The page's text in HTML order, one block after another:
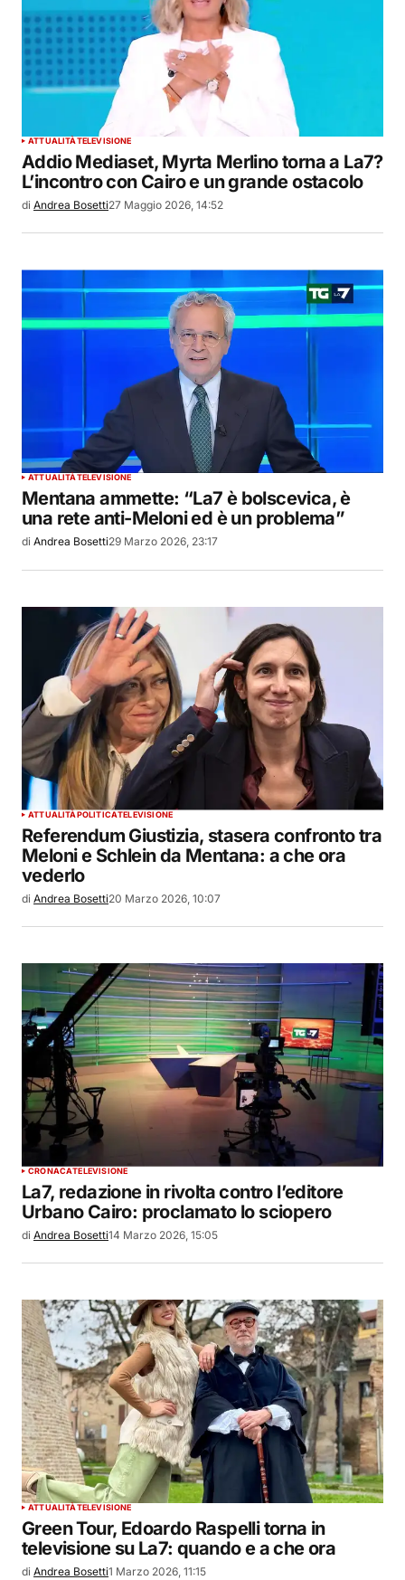
ATTUALITÀTELEVISIONE
Addio Mediaset, Myrta Merlino torna a La7?
L’incontro con Cairo e un grande ostacolo
di Andrea Bosetti27 Maggio 2026, 14:52
ATTUALITÀTELEVISIONE
Mentana ammette: “La7 è bolscevica, è
una rete anti-Meloni ed è un problema”
di Andrea Bosetti29 Marzo 2026, 23:17
ATTUALITÀPOLITICATELEVISIONE
Referendum Giustizia, stasera confronto tra
Meloni e Schlein da Mentana: a che ora
vederlo
di Andrea Bosetti20 Marzo 2026, 10:07
CRONACATELEVISIONE
La7, redazione in rivolta contro l’editore
Urbano Cairo: proclamato lo sciopero
di Andrea Bosetti14 Marzo 2026, 15:05
ATTUALITÀTELEVISIONE
Green Tour, Edoardo Raspelli torna in
televisione su La7: quando e a che ora
di Andrea Bosetti1 Marzo 2026, 11:15